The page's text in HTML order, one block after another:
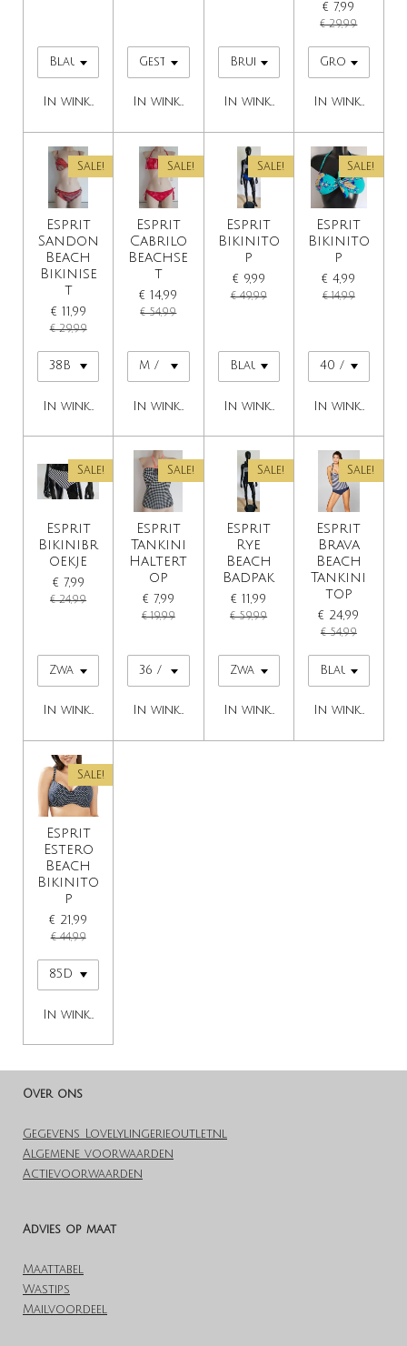
In winkelwagenIn winkelwagenIn winkelwagen
€ 7,99
€ 29,99
In
Sale!
Esprit
Sandon
Beach
Bikinise
t
€ 11,99
€ 29,99
In winkelwagen
Sale!
Esprit
Cabrilo
Beachse
t
€ 14,99
€ 54,99
In winkelwagen
Sale!
Esprit
Bikinito
p
€ 9,99
€ 49,99
In winkelwagen
Sale!
Esprit
Bikinito
p
€ 4,99
€ 14,99
In
Sale!
Esprit
Bikinibr
oekje
€ 7,99
€ 24,99
In winkelwagen
Sale!
Esprit
Tankini
Haltert
op
€ 7,99
€ 19,99
In winkelwagen
Sale!
Esprit
Rye
Beach
Badpak
€ 11,99
€ 59,99
In winkelwagen
Sale!
Esprit
Brava
Beach
Tankini
top
€ 24,99
€ 54,99
In
Sale!
Esprit
Estero
Beach
Bikinito
p
€ 21,99
€ 44,99
In winkelwagen
Over ons
Gegevens Lovelylingerieoutlet.nl
Algemene voorwaarden
Actievoorwaarden
Advies op maat
Maattabel
Wastips
Mailvoordeel